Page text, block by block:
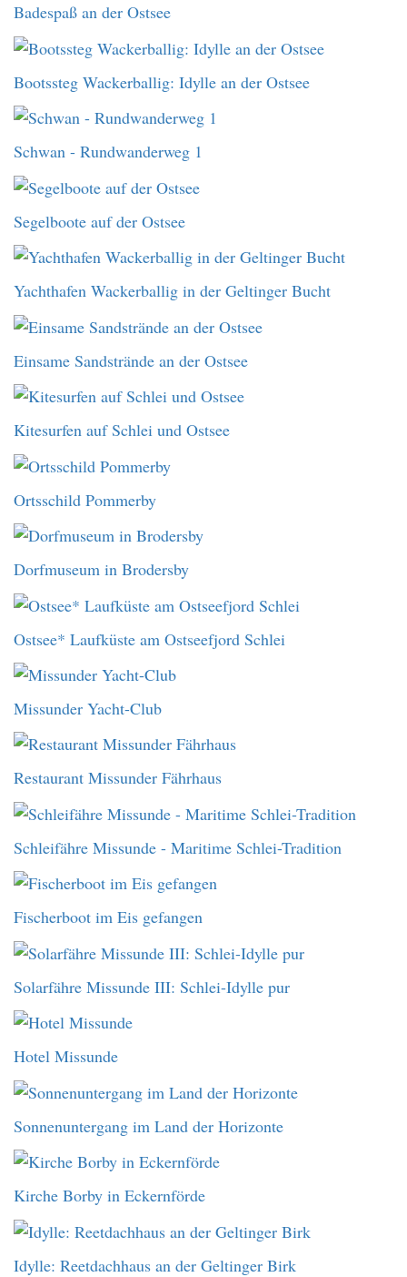
Badespaß an der Ostsee
Bootssteg Wackerballig: Idylle an der Ostsee
Schwan - Rundwanderweg 1
Segelboote auf der Ostsee
Yachthafen Wackerballig in der Geltinger Bucht
Einsame Sandstrände an der Ostsee
Kitesurfen auf Schlei und Ostsee
Ortsschild Pommerby
Dorfmuseum in Brodersby
Ostsee* Laufküste am Ostseefjord Schlei
Missunder Yacht-Club
Restaurant Missunder Fährhaus
Schleifähre Missunde - Maritime Schlei-Tradition
Fischerboot im Eis gefangen
Solarfähre Missunde III: Schlei-Idylle pur
Hotel Missunde
Sonnenuntergang im Land der Horizonte
Kirche Borby in Eckernförde
Idylle: Reetdachhaus an der Geltinger Birk